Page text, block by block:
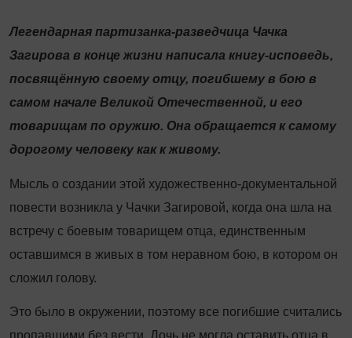
Легендарная партизанка-разведчица Чачка
Загирова в конце жизни написала книгу-исповедь,
посвящённую своему отцу, погибшему в бою в
самом начале Великой Отечественной, и его
товарищам по оружию. Она обращается к самому
дорогому человеку как к живому.
Мысль о создании этой художественно-документальной
повести возникла у Чачки Загировой, когда она шла на
встречу с боевым товарищем отца, единственным
оставшимся в живых в том неравном бою, в котором он
сложил голову.
Это было в окружении, поэтому все погибшие считались
пропавшими без вести. Дочь не могла оставить отца в